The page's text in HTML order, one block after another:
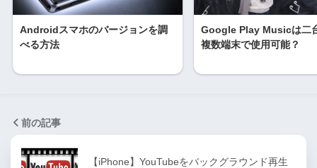
Androidスマホのバージョンを調
べる方法
Google Play Musicは二
複数端末で使用可能？
前の記事
【iPhone】YouTubeをバックグラウンド再生